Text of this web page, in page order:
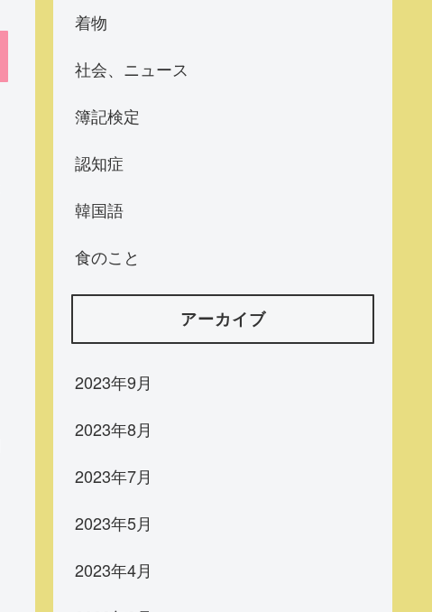
着物
社会、ニュース
簿記検定
認知症
韓国語
食のこと
アーカイブ
2023年9月
2023年8月
2023年7月
2023年5月
2023年4月